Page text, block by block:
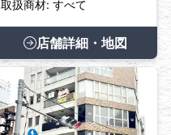
取扱商材: すべて
店舗詳細・地図